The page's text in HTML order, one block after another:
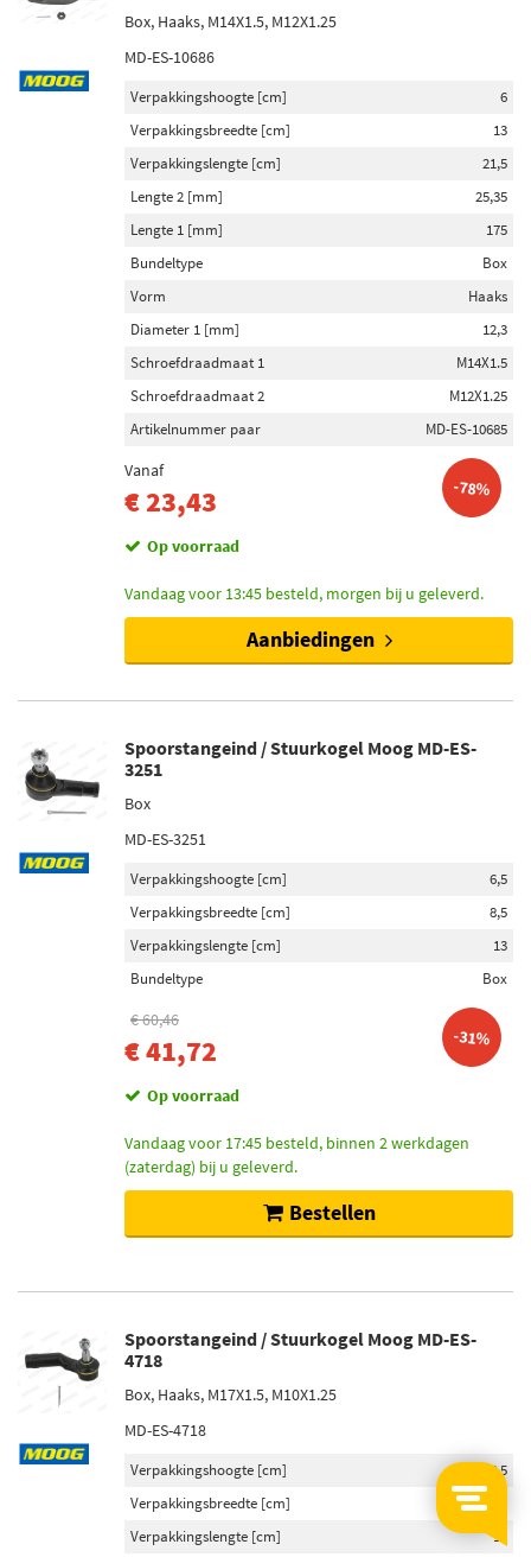
Box, Haaks, M14X1.5, M12X1.25
MD-ES-10686
Verpakkingshoogte [cm]
6
Verpakkingsbreedte [cm]
13
Verpakkingslengte [cm]
21,5
Lengte 2 [mm]
25,35
Lengte 1 [mm]
175
Bundeltype
Box
Vorm
Haaks
Diameter 1 [mm]
12,3
Schroefdraadmaat 1
M14X1.5
Schroefdraadmaat 2
M12X1.25
Artikelnummer paar
MD-ES-10685
Vanaf
€ 23,43 -78%
Op voorraad
Vandaag voor 13:45 besteld, morgen bij u geleverd.
Aanbiedingen
Spoorstangeind / Stuurkogel Moog MD-ES-
3251
Box
MD-ES-3251
Verpakkingshoogte [cm]
6,5
Verpakkingsbreedte [cm]
8,5
Verpakkingslengte [cm]
13
Bundeltype
Box
€ 60,46
€ 41,72 -31%
Op voorraad
Vandaag voor 17:45 besteld, binnen 2 werkdagen
(zaterdag) bij u geleverd.
Bestellen
Spoorstangeind / Stuurkogel Moog MD-ES-
4718
Box, Haaks, M17X1.5, M10X1.25
MD-ES-4718
Verpakkingshoogte [cm]
6,5
Verpakkingsbreedte [cm]
Verpakkingslengte [cm]
13